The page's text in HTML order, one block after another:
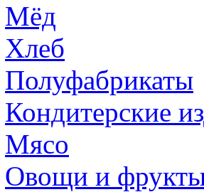
Мёд
Хлеб
Полуфабрикаты
Кондитерские
Мясо
Овощи и